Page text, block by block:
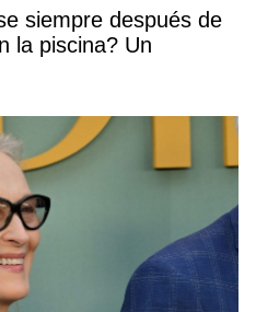
siempre después de
la piscina? Un